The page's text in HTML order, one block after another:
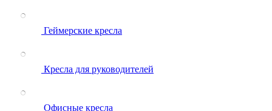
Геймерские кресла
Кресла для руководителей
Офисные кресла